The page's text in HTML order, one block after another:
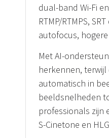
dual-band Wi-Fi
RTMP/RTMPS,
autofocus,
Met AI-
herkennen,
automatisch in
beeldsnelheden
professionals zijn
S-Cinetone en